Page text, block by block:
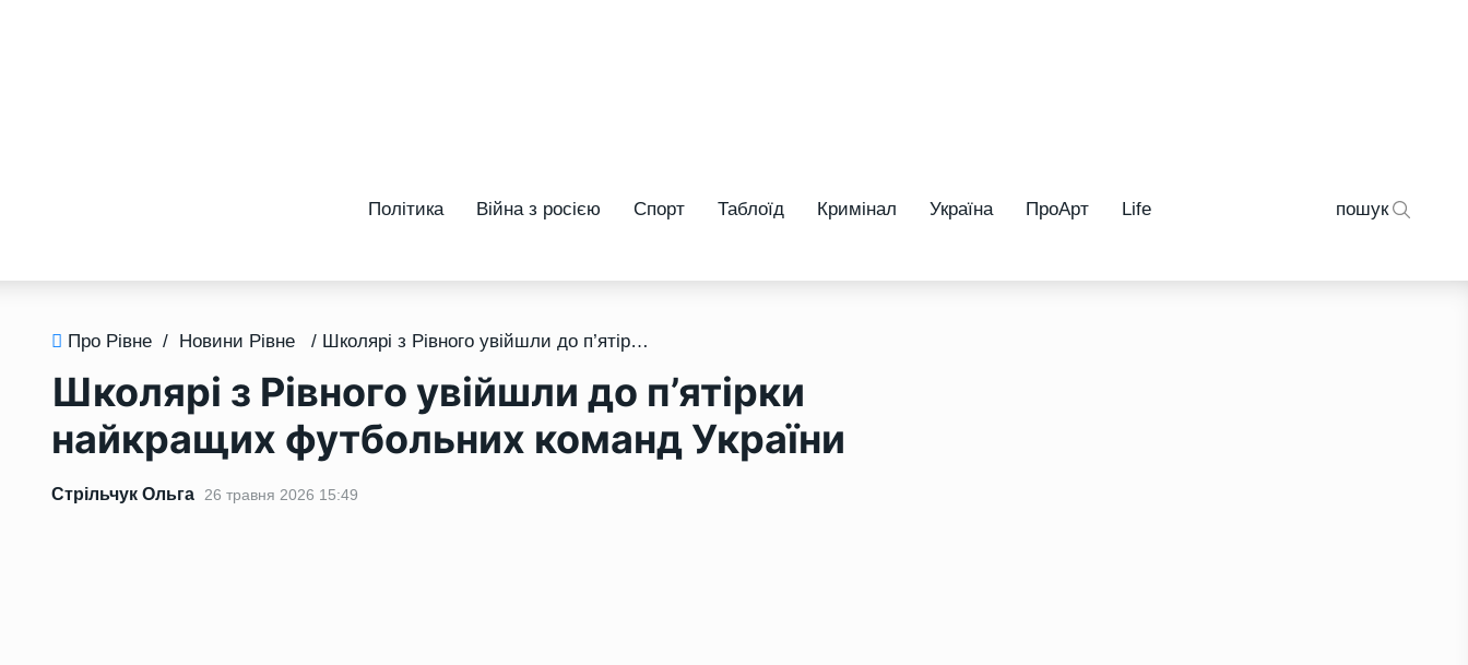
Політика Війна з росією Спорт Таблоїд Кримінал Україна ПроАрт Life пошук
Про Рівне / Новини Рівне / Школярі з Рівного увійшли до п’ятірки найкращих футбольних команд України
Школярі з Рівного увійшли до п’ятірки
найкращих футбольних команд України
Стрільчук Ольга 26 травня 2026 15:49